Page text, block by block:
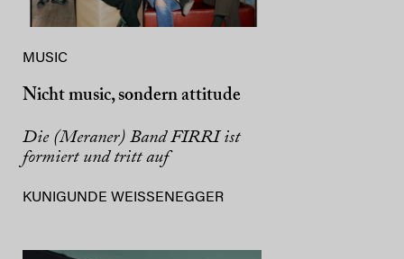
MUSIC
Nicht music, sondern attitude
Die (Meraner) Band FIRRI ist
formiert und tritt auf
KUNIGUNDE WEISSENEGGER